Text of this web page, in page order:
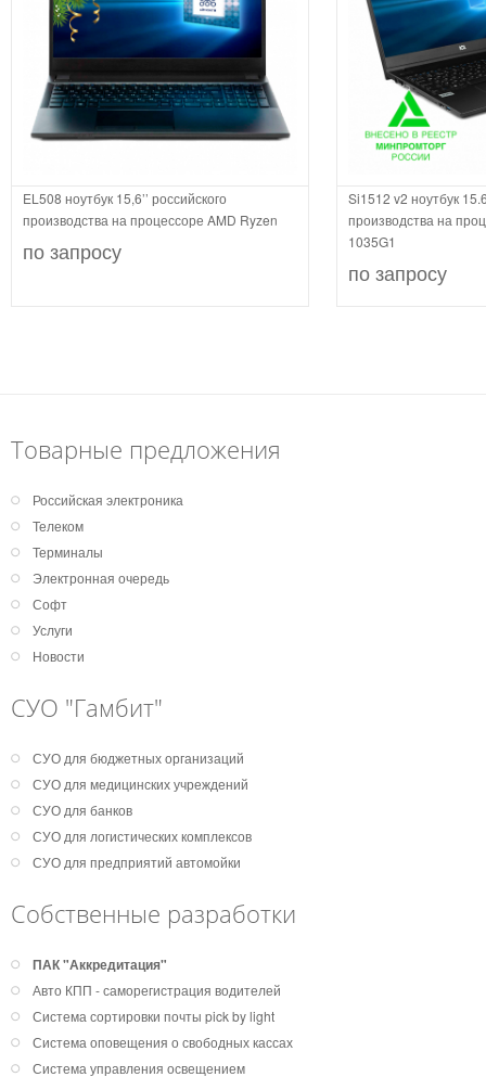
EL508 ноутбук 15,6’’ российского
производства на процессоре AMD Ryzen
по запросу
Si1512 v2 ноутбук
производства на
1035G1
по запросу
Товарные предложения
Российская электроника
Телеком
Терминалы
Электронная очередь
Софт
Услуги
Новости
СУО "Гамбит"
СУО для бюджетных организаций
СУО для медицинских учреждений
СУО для банков
СУО для логистических комплексов
СУО для предприятий автомойки
Собственные разработки
ПАК "Аккредитация"
Авто КПП - саморегистрация водителей
Система сортировки почты pick by light
Система оповещения о свободных кассах
Система управления освещением